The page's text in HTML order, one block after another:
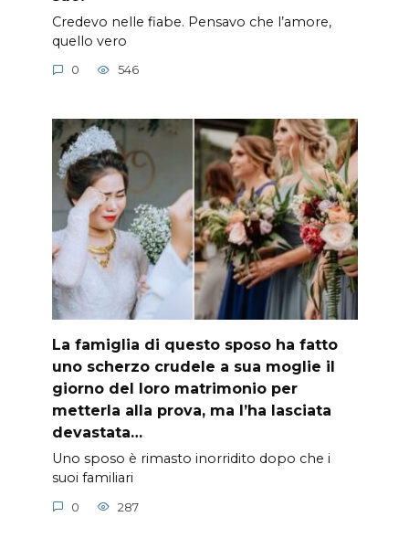
Credevo nelle fiabe. Pensavo che l’amore,
quello vero
0 546
La famiglia di questo sposo ha fatto
uno scherzo crudele a sua moglie il
giorno del loro matrimonio per
metterla alla prova, ma l’ha lasciata
devastata…
Uno sposo è rimasto inorridito dopo che i
suoi familiari
0 287